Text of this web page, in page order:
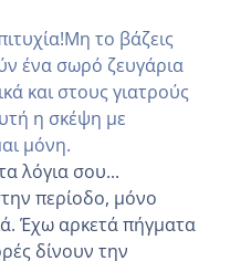
το βάζεις
ένα σωρό ζευγάρια
και στους γιατρούς
η σκέψη με
μόνη.
λόγια σου...
περίοδο, μόνο
Έχω αρκετά πήγματα
δίνουν την